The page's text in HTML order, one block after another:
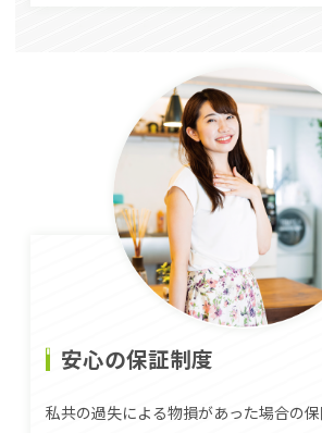
安心の保証制度
私共の過失による物損があった場合の